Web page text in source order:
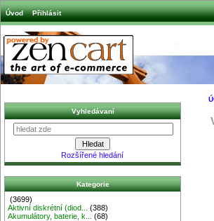
Úvod Přihlásit
Vyhledávaní
Rozšířené hledání
Kategorie
(3699)
Aktivní diskrétní (diod...
(388)
Akumulátory, baterie, k...
(68)